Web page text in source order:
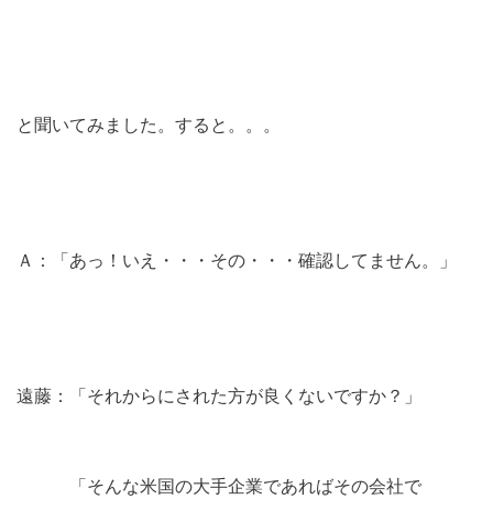
と聞いてみました。すると。。。
Ａ：「あっ！いえ・・・その・・・確認してません。」
遠藤：「それからにされた方が良くないですか？」
「そんな米国の大手企業であればその会社で